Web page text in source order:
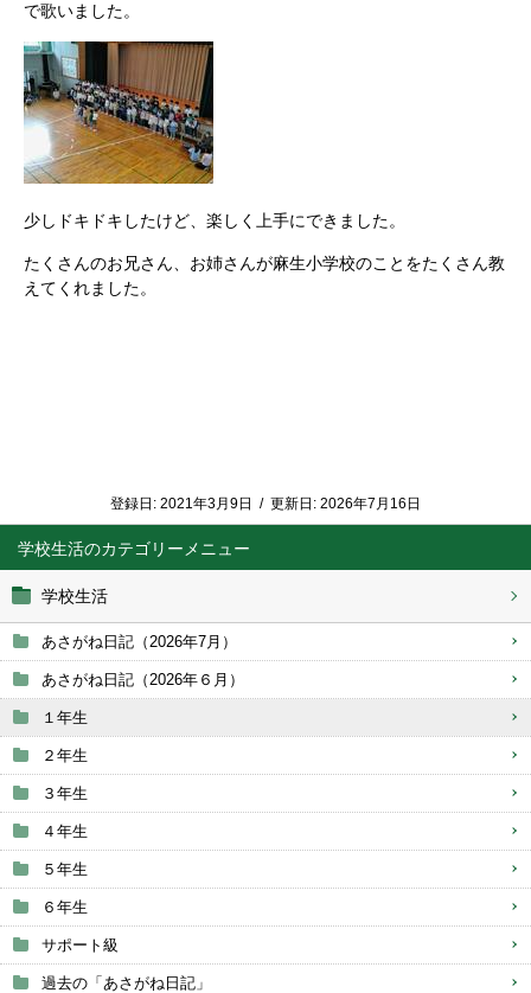
学校生活
学校生活
あさがね日記（2026年7月）
あさがね日記（2026年６月）
１年生
２年生
３年生
４年生
５年生
６年生
サポート級
過去の「あさがね日記」
で歌いました。
少しドキドキしたけど、楽しく上手にできました。
たくさんのお兄さん、お姉さんが麻生小学校のことをたくさん教
えてくれました。
登録日: 2021年3月9日 / 更新日: 2026年7月16日